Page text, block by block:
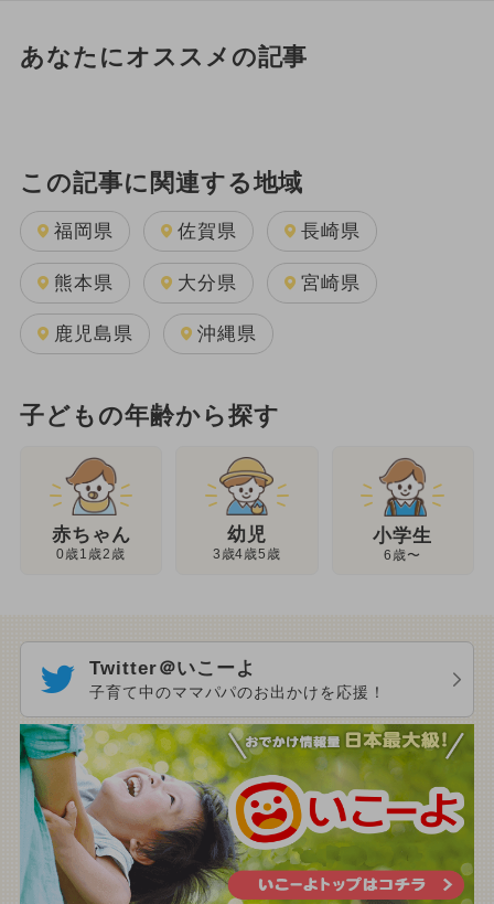
あなたにオススメの記事
この記事に関連する地域
福岡県 佐賀県 長崎県
熊本県 大分県 宮崎県
鹿児島県 沖縄県
子どもの年齢から探す
赤ちゃん
0歳1歳2歳
幼児
3歳4歳5歳
小学生
6歳〜
Twitter＠いこーよ
子育て中のママパパのお出かけを応援！